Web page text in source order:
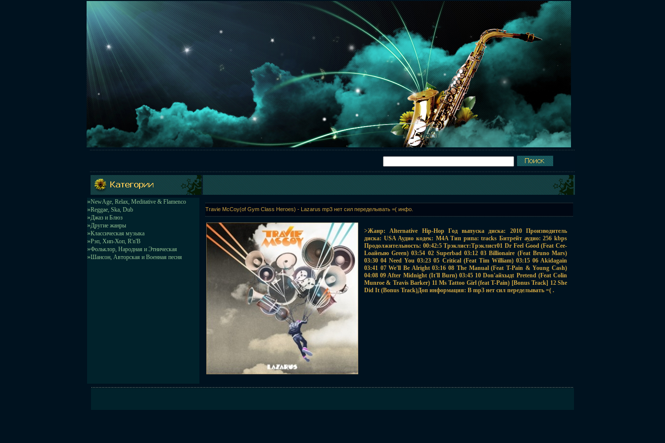
»NewAge, Relax, Meditative & Flamenco
»Reggae, Ska, Dub
»Джаз и Блюз
»Другие жанры
»Классическая музыка
»Рэп, Хип-Хоп, R'n'B
»Фольклор, Народная и Этническая
»Шансон, Авторская и Военная песня
Travie McCoy(of Gym Class Heroes) - Lazarus mp3 нет сил переделывать =( инфо.
>Жанр: Alternative Hip-Hop Год выпуска диска: 2010 Производитель
диска: USA Аудио кодек: M4A Тип рипа: tracks Битрейт аудио: 256 kbps
Продолжительность: 00:42:5 Трэклист:Трэклист01 Dr Feel Good (Feat Cee-
Loайеыю Green) 03:54 02 Superbad 03:12 03 Billionaire (Feat Bruno Mars)
03:30 04 Need You 03:23 05 Critical (Feat Tim William) 03:15 06 Akidagain
03:41 07 We'll Be Alright 03:16 08 The Manual (Feat T-Pain & Young Cash)
04:08 09 After Midnight (It'll Burn) 03:45 10 Don'айхыдt Pretend (Feat Colin
Munroe & Travis Barker) 11 Ms Tattoo Girl (feat T-Pain) [Bonus Track] 12 She
Did It (Bonus Track)Доп информация: В mp3 нет сил переделывать =( .